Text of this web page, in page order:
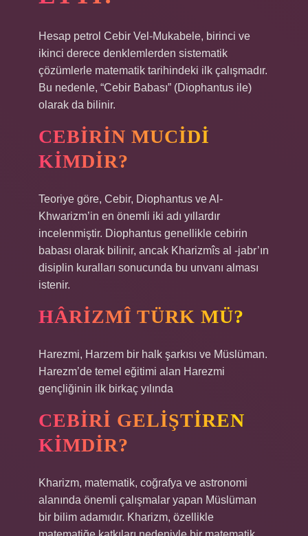
Hesap petrol Cebir Vel-Mukabele, birinci ve
ikinci derece denklemlerden sistematik
çözümlerle matematik tarihindeki ilk çalışmadır.
Bu nedenle, “Cebir Babası” (Diophantus ile)
olarak da bilinir.
CEBIRIN MUCIDI
KIMDIR?
Teoriye göre, Cebir, Diophantus ve Al-
Khwarizm’in en önemli iki adı yıllardır
incelenmiştir. Diophantus genellikle cebirin
babası olarak bilinir, ancak Kharizmîs al -jabr’ın
disiplin kuralları sonucunda bu unvanı alması
istenir.
HÂRIZMÎ TÜRK MÜ?
Harezmi, Harzem bir halk şarkısı ve Müslüman.
Harezm’de temel eğitimi alan Harezmi
gençliğinin ilk birkaç yılında
CEBIRI GELIŞTIREN
KIMDIR?
Kharizm, matematik, coğrafya ve astronomi
alanında önemli çalışmalar yapan Müslüman
bir bilim adamıdır. Kharizm, özellikle